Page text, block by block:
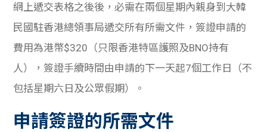
網上遞交表格之後後，必需在兩個星期內親身到大韓
民國駐香港總領事局遞交所有所需文件，簽證申請的
費用為港幣$320（只限香港特區護照及BNO持有
人），簽證手續時間由申請的下一天起7個工作日（不
包括星期六日及公眾假期）。
申請簽證的所需文件